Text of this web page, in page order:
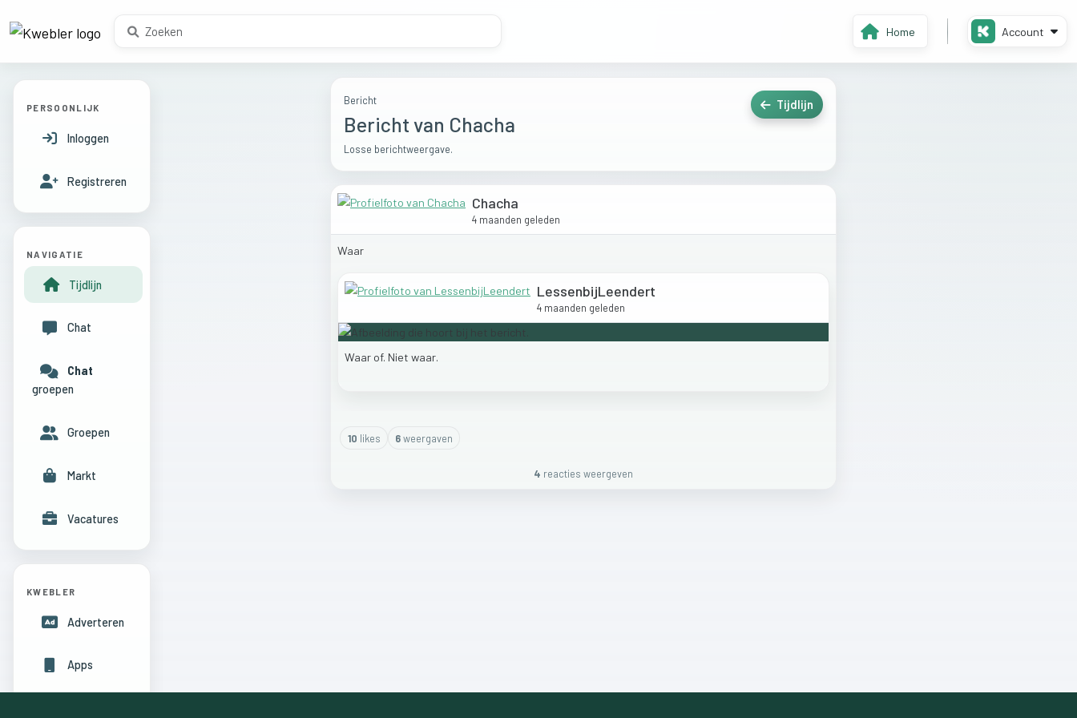
Home Account
Bericht
Bericht van Chacha
Losse berichtweergave.
Tijdlijn
Chacha
4 maanden geleden
Waar
LessenbijLeendert
4 maanden geleden
Waar of. Niet waar.
10 likes 6weergaven
4 reacties weergeven
PERSOONLIJK
Inloggen
Registreren
NAVIGATIE
Tijdlijn
Chat
Chat
groepen
Groepen
Markt
Vacatures
KWEBLER
Adverteren
Apps